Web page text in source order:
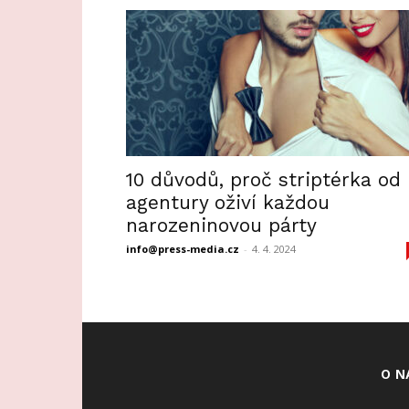
10 důvodů, proč striptérka od
agentury oživí každou
narozeninovou párty
info@press-media.cz - 4. 4. 2024
O